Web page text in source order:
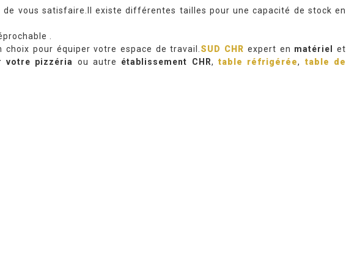
vous satisfaire.Il existe différentes tailles pour une capacité de stock en
.
pour équiper votre espace de travail. SUD CHR expert en matériel et
votre pizzéria ou autre établissement CHR,table réfrigérée, table de